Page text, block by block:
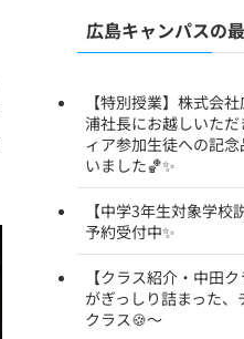
広島キャンパスの
【特別授業】株式会
浦社長にお越しいた
ィア参加生徒への記
いました🏀✨
【中学3年生対象学
予約受付中✨
【クラス紹介・中田
がぎっしり詰まった
クラス🍪～